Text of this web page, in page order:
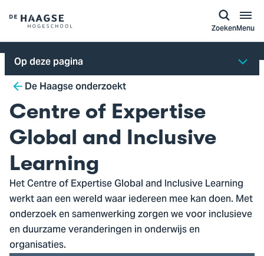
Logo
van
De
Haagse
Hogeschool,
ga
naar
de
homepagina
ZoekenMenu
Op deze pagina
Breadcrumb
De Haagse onderzoekt
Centre of Expertise
Global and Inclusive
Learning
Het Centre of Expertise Global and Inclusive Learning
werkt aan een wereld waar iedereen mee kan doen. Met
onderzoek en samenwerking zorgen we voor inclusieve
en duurzame veranderingen in onderwijs en
organisaties.